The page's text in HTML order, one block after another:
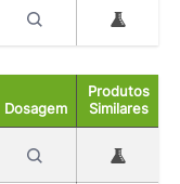
Dosagem
Produtos
Similares